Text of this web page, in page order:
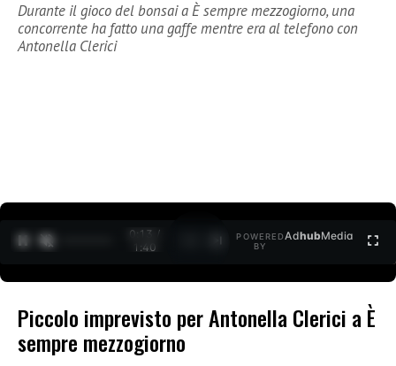
Durante il gioco del bonsai a È sempre mezzogiorno, una
concorrente ha fatto una gaffe mentre era al telefono con
Antonella Clerici
0:14 /
1:40
POWERED
BY
AdhubMedia
Piccolo imprevisto per Antonella Clerici a È
sempre mezzogiorno